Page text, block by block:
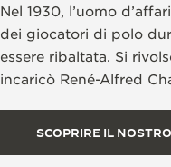
Nel 1930, l’uomo
dei giocatori di polo
essere ribaltata. Si
incaricò René-Alfred
SCOPRIRE IL